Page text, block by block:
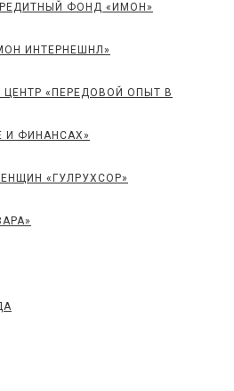
ФОНД «ИМОН»
ИНТЕРНЕШНЛ»
ЦЕНТР «ПЕРЕДОВОЙ ОПЫТ В
И ФИНАНСАХ»
«ГУЛРУХСОР»